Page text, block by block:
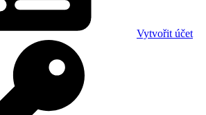
Vytvořit účet